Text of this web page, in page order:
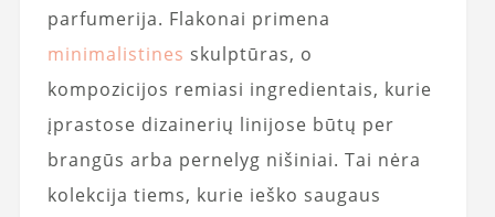
parfumerija. Flakonai primena
minimalistines skulptūras, o
kompozicijos remiasi ingredientais, kurie
įprastose dizainerių linijose būtų per
brangūs arba pernelyg nišiniai. Tai nėra
kolekcija tiems, kurie ieško saugaus